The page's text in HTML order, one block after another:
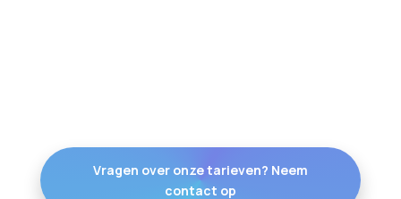
Vragen over onze tarieven? Neem
contact op